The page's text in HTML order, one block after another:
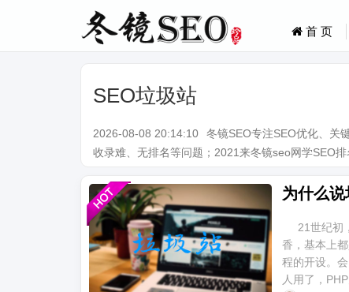
首 页
SEO垃圾站
2026-08-08 20:14:10
冬镜SEO专注SEO优化、关
收录难、无排名等问题；2021来冬镜seo网学SEO
为什么
21世纪初
香，基本上
程的开设。
人用了，